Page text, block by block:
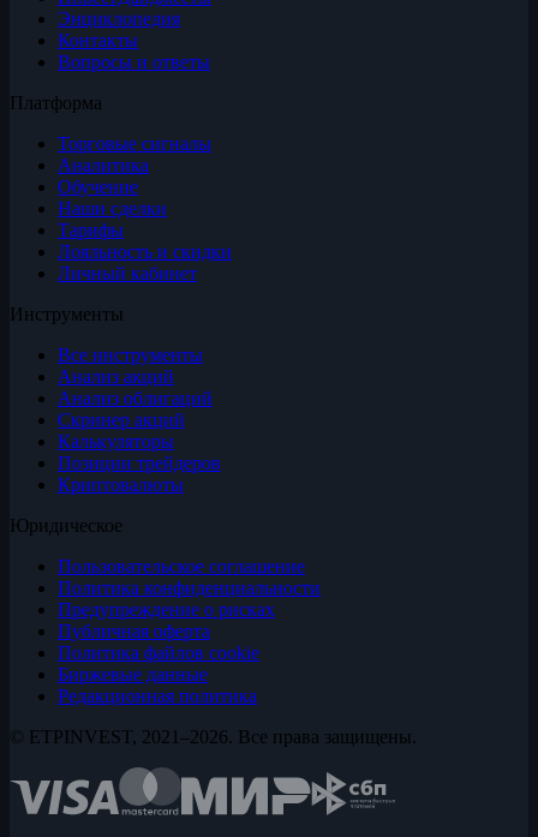
Энциклопедия
Контакты
Вопросы и ответы
Платформа
Торговые сигналы
Аналитика
Обучение
Наши сделки
Тарифы
Лояльность и скидки
Личный кабинет
Инструменты
Все инструменты
Анализ акций
Анализ облигаций
Скринер акций
Калькуляторы
Позиции трейдеров
Криптовалюты
Юридическое
Пользовательское соглашение
Политика конфиденциальности
Предупреждение о рисках
Публичная оферта
Политика файлов cookie
Биржевые данные
Редакционная политика
© ETPINVEST, 2021–2026. Все права защищены.